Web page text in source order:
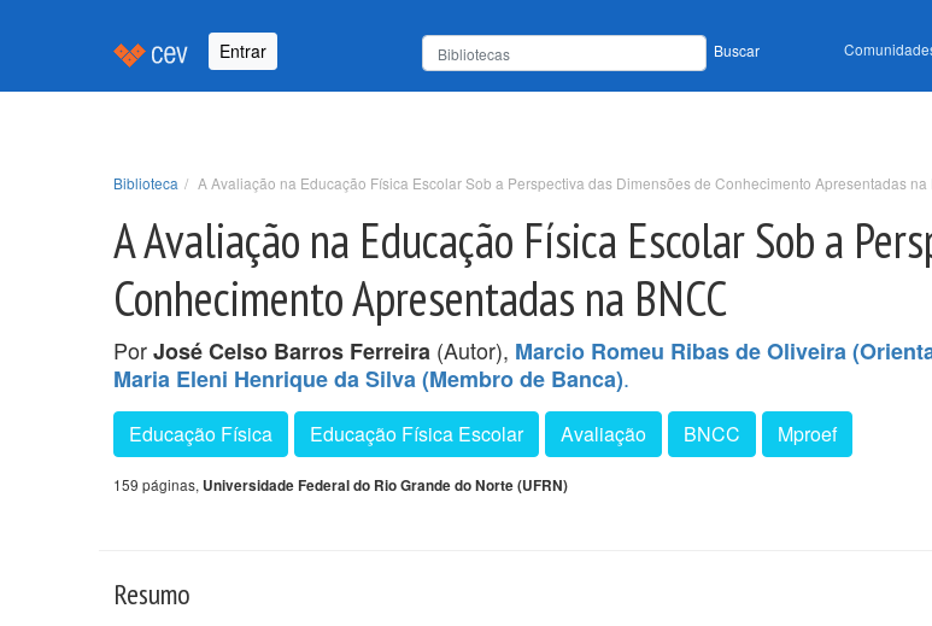
Entrar Buscar
Biblioteca A Avaliação na Educação Física Escolar Sob a Perspectiva das Dimensões de Conhecimento Apresentadas na
A Avaliação na Educação Física Escolar Sob a
Conhecimento Apresentadas na BNCC
PorJosé Celso Barros Ferreira (Autor), Marcio Romeu Ribas de Oliveira
Maria Eleni Henrique da Silva (Membro de Banca).
Educação Física Educação Física Escolar Avaliação BNCC Mproef
159 páginas, Universidade Federal do Rio Grande do Norte (UFRN)
Resumo